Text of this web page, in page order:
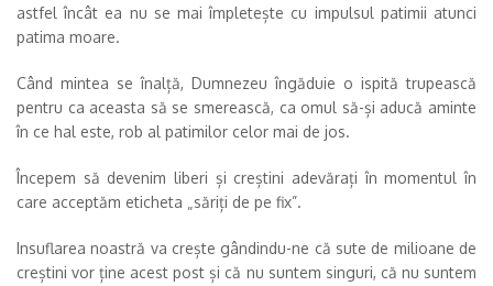
astfel încât ea nu se mai împletește cu impulsul patimii atunci
patima moare.
Când mintea se înalță, Dumnezeu îngăduie o ispită trupească
pentru ca aceasta să se smerească, ca omul să-și aducă aminte
în ce hal este, rob al patimilor celor mai de jos.
Începem să devenim liberi și creștini adevărați în momentul în
care acceptăm eticheta „săriți de pe fix”.
Insuflarea noastră va crește gândindu-ne că sute de milioane de
creștini vor ține acest post și că nu suntem singuri, că nu suntem